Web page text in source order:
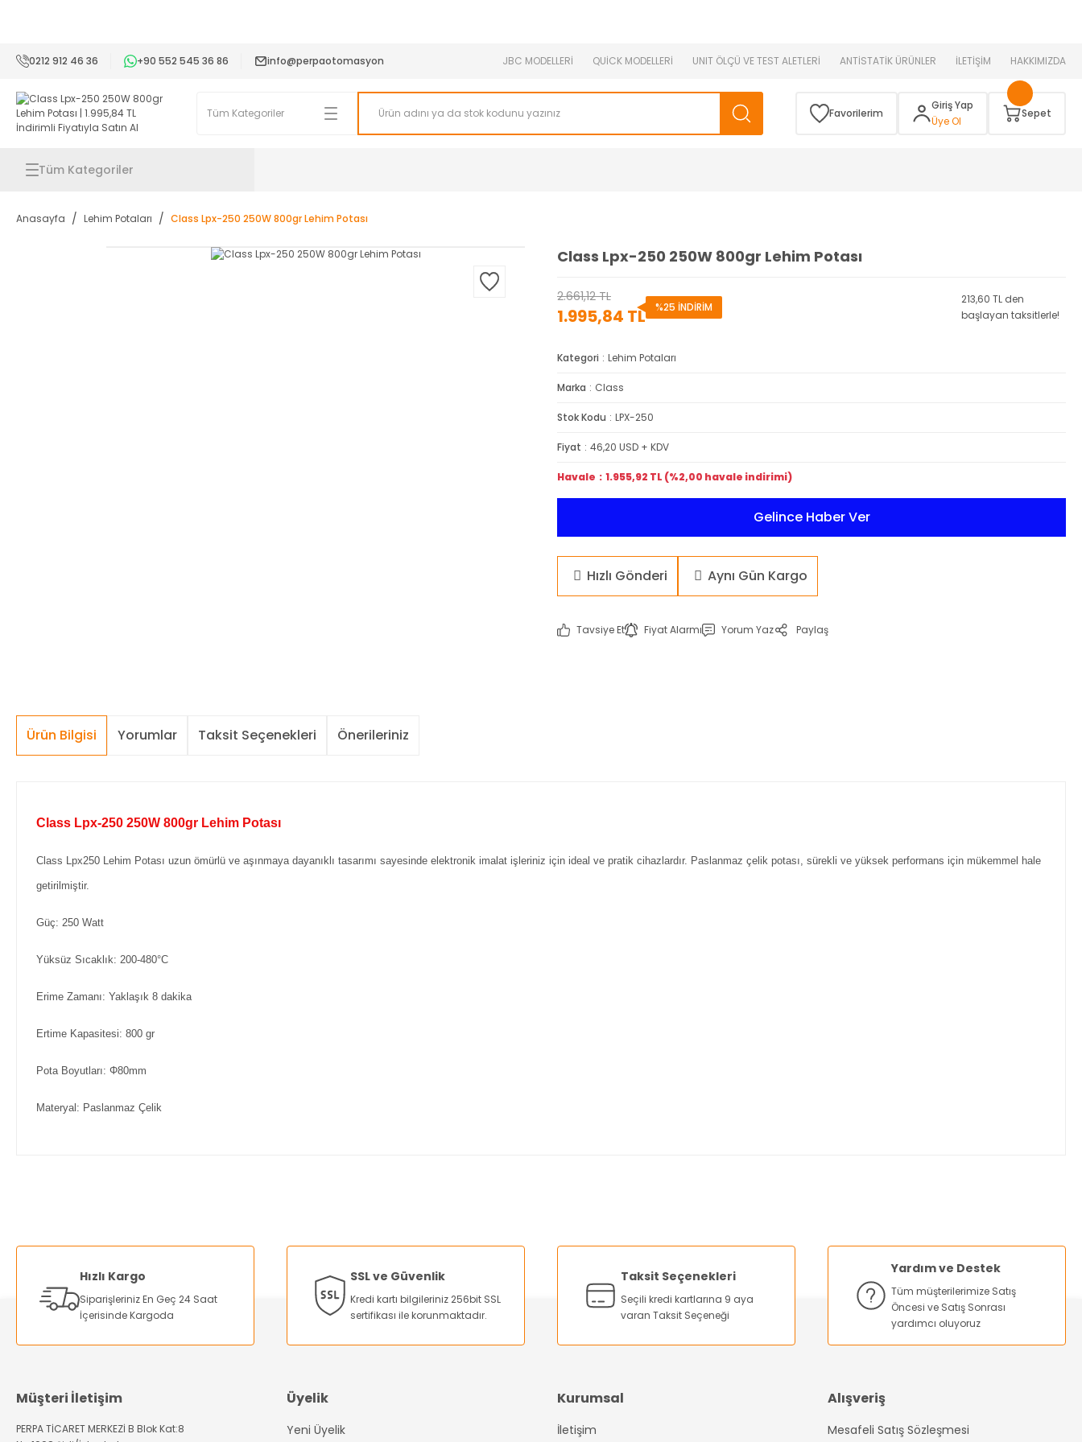
0212 912 46 36 +90 552 545 36 86 info@perpaotomasyon JBC MODELLERİ QUİCK MODELLERİ UNIT ÖLÇÜ VE TEST ALETLERİ ANTİSTATİK ÜRÜNLER İLETİŞİM HAKKIMIZDA
Favorilerim
Giriş Yap
Üye Ol
Sepet
Tüm Kategoriler
Anasayfa Lehim Potaları Class Lpx-250 250W 800gr Lehim Potası
Class Lpx-250 250W 800gr Lehim Potası
2.661,12 TL
1.995,84 TL %25 İNDİRİM
213,60 TL den
başlayan taksitlerle!
Kategori Lehim Potaları
Marka Class
Stok Kodu LPX-250
Fiyat 46,20 USD + KDV
Havale 1.955,92 TL (%2,00 havale indirimi)
Gelince Haber Ver
Hızlı Gönderi Aynı Gün Kargo
Tavsiye Et Fiyat Alarmı Yorum Yaz Paylaş
Ürün Bilgisi Yorumlar Taksit Seçenekleri Önerileriniz
Class Lpx-250 250W 800gr Lehim Potası
Class Lpx250 Lehim Potası uzun ömürlü ve aşınmaya dayanıklı tasarımı sayesinde elektronik imalat işleriniz için ideal ve pratik cihazlardır. Paslanmaz çelik potası, sürekli ve yüksek performans için mükemmel hale
getirilmiştir.
Güç: 250 Watt
Yüksüz Sıcaklık: 200-480°C
Erime Zamanı: Yaklaşık 8 dakika
Ertime Kapasitesi: 800 gr
Pota Boyutları: Φ80mm
Materyal: Paslanmaz Çelik
Ürün resmi kalitesiz, bozuk veya görüntülenemiyor.
Ürün bilgilerinde hatalar bulunuyor.
Ürün fiyatı diğer sitelerden daha pahalı.
Hızlı Kargo
Siparişleriniz En Geç 24 Saat
İçerisinde Kargoda
SSL ve Güvenlik
Kredi kartı bilgileriniz 256bit SSL
sertifikası ile korunmaktadır.
Taksit Seçenekleri
Seçili kredi kartlarına 9 aya
varan Taksit Seçeneği
Yardım ve Destek
Tüm müşterilerimize Satış
Öncesi ve Satış Sonrası
yardımcı oluyoruz
Müşteri İletişim
PERPA TİCARET MERKEZİ B Blok Kat:8
Üyelik
Yeni Üyelik
Kurumsal
İletişim
Alışveriş
Mesafeli Satış Sözleşmesi